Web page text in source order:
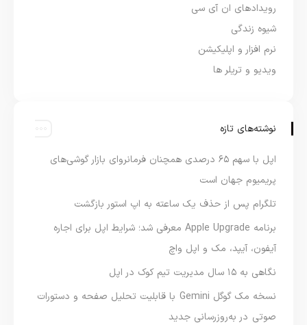
رویدادهای ان آی سی
شیوه زندگی
نرم افزار و اپلیکیشن
ویدیو و تریلر ها
نوشته‌های تازه
اپل با سهم ۶۵ درصدی همچنان فرمانروای بازار گوشی‌های
پریمیوم جهان است
تلگرام پس از حذف یک ساعته به اپ استور بازگشت
برنامه Apple Upgrade معرفی شد؛ شرایط اپل برای اجاره
آیفون، آیپد، مک و اپل واچ
نگاهی به ۱۵ سال مدیریت تیم کوک در اپل
نسخه مک گوگل Gemini با قابلیت تحلیل صفحه و دستورات
صوتی در به‌روزرسانی جدید